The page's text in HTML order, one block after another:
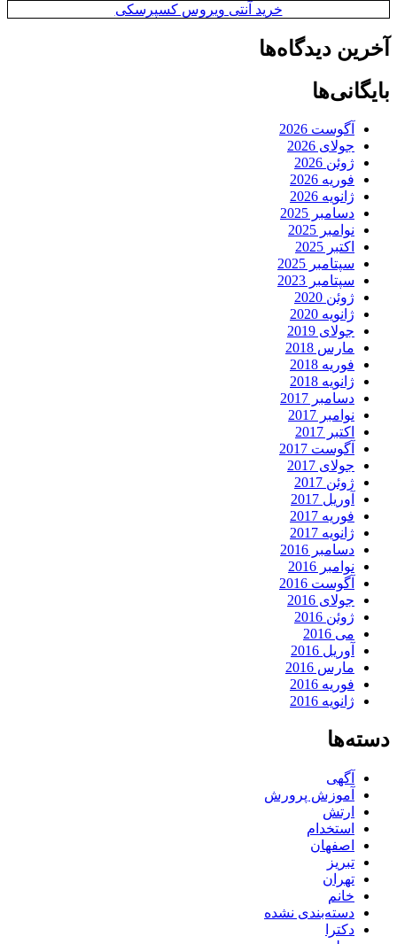
خرید آنتی ویروس کسپرسکی
آخرین دیدگاه‌ها
بایگانی‌ها
آگوست 2026
جولای 2026
ژوئن 2026
فوریه 2026
ژانویه 2026
دسامبر 2025
نوامبر 2025
اکتبر 2025
سپتامبر 2025
سپتامبر 2023
ژوئن 2020
ژانویه 2020
جولای 2019
مارس 2018
فوریه 2018
ژانویه 2018
دسامبر 2017
نوامبر 2017
اکتبر 2017
آگوست 2017
جولای 2017
ژوئن 2017
آوریل 2017
فوریه 2017
ژانویه 2017
دسامبر 2016
نوامبر 2016
آگوست 2016
جولای 2016
ژوئن 2016
می 2016
آوریل 2016
مارس 2016
فوریه 2016
ژانویه 2016
دسته‌ها
آگهی
آموزش پرورش
ارتش
استخدام
اصفهان
تبریز
تهران
خانم
دسته‌بندی نشده
دکترا